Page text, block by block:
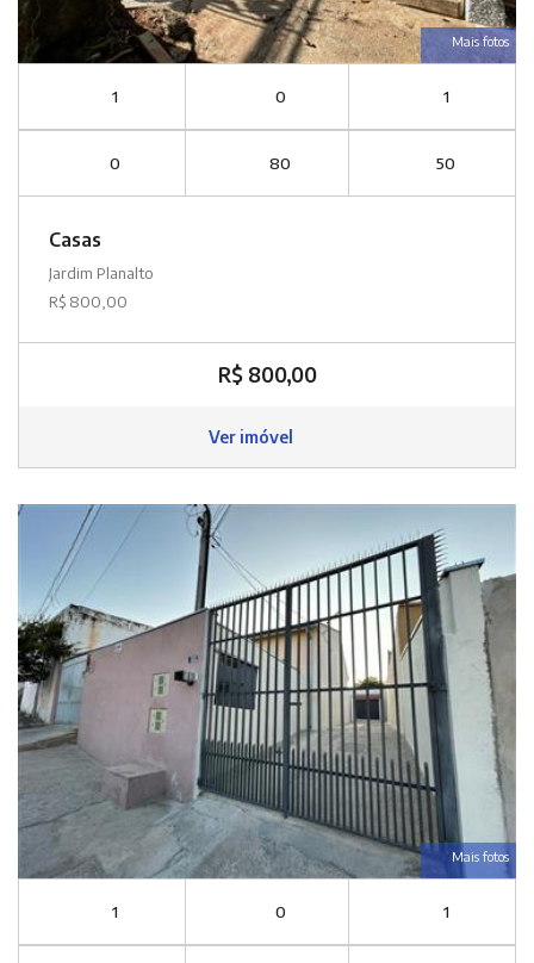
Mais fotos
1 0 1
0 80 50
Casas
Jardim Planalto
R$ 800,00
R$ 800,00
Ver imóvel
Mais fotos
1 0 1